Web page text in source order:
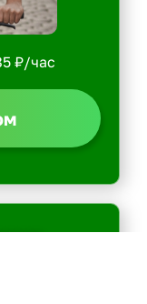
₽/час